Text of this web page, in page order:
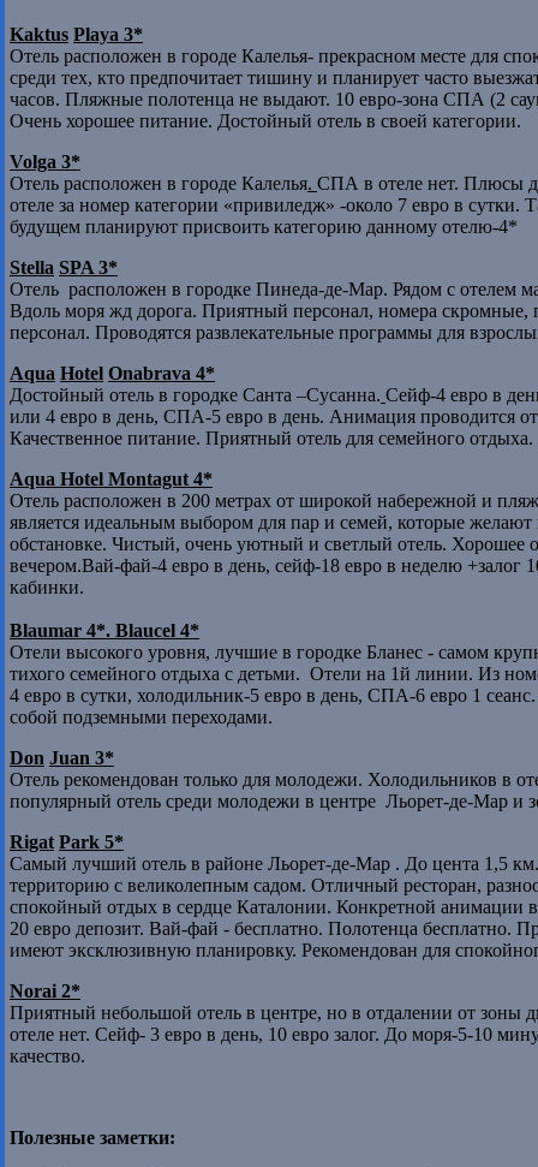
Kaktus Playa 3*
Отель расположен в городе Калелья- прекрасном месте для
среди тех, кто предпочитает тишину и планирует часто
часов. Пляжные полотенца не выдают. 10 евро-зона СПА (2
Очень хорошее питание. Достойный отель в своей категории.
Volga 3*
Отель расположен в городе Калелья. СПА в отеле нет. Плюсы
отеле за номер категории «привиледж» -около 7 евро в
будущем планируют присвоить категорию данному отелю-4*
Stella SPA 3*
Отель расположен в городке Пинеда-де-Мар. Рядом с отелем
Вдоль моря жд дорога. Приятный персонал, номера скромные,
персонал. Проводятся развлекательные программы для
Aqua Hotel Onabrava 4*
Достойный отель в городке Санта –Сусанна. Сейф-4 евро в
или 4 евро в день, СПА-5 евро в день. Анимация проводится
Качественное питание. Приятный отель для семейного отдыха.
Aqua Hotel Montagut 4*
Отель расположен в 200 метрах от широкой набережной и
является идеальным выбором для пар и семей, которые
обстановке. Чистый, очень уютный и светлый отель.
вечером.Вай-фай-4 евро в день, сейф-18 евро в неделю +залог
кабинки.
Blaumar 4*. Blaucel 4*
Отели высокого уровня, лучшие в городке Бланес - самом
тихого семейного отдыха с детьми. Отели на 1й линии. Из
4 евро в сутки, холодильник-5 евро в день, СПА-6 евро 1
собой подземными переходами.
Don Juan 3*
Отель рекомендован только для молодежи. Холодильников в
популярный отель среди молодежи в центре Льорет-де-Мар и
Rigat Park 5*
Самый лучший отель в районе Льорет-де-Мар . До цента 1,5
территорию с великолепным садом. Отличный ресторан,
спокойный отдых в сердце Каталонии. Конкретной анимации
20 евро депозит. Вай-фай - бесплатно. Полотенца бесплатно.
имеют эксклюзивную планировку. Рекомендован для
Norai 2*
Приятный небольшой отель в центре, но в отдалении от
отеле нет. Сейф- 3 евро в день, 10 евро залог. До моря-5-10
качество.
Полезные заметки: